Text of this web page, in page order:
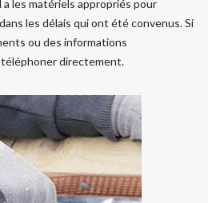
a les matériels appropriés pour
les délais qui ont été convenus. Si
ou des informations
directement.